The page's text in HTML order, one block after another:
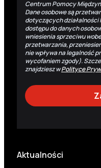
Centrum Pomocy
Dane osobowe są
dotyczących działalności
dostępu do danych
wniesienia sprzeciwu
przetwarzania,
nie wpływa na legalność
wycofaniem zgody).
znajdziesz wPolityce
Aktualności